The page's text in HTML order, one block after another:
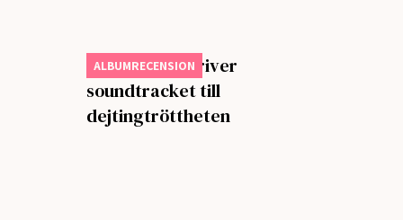
ALBUMRECENSION
Steve Lacy skriver
soundtracket till
dejtingtröttheten